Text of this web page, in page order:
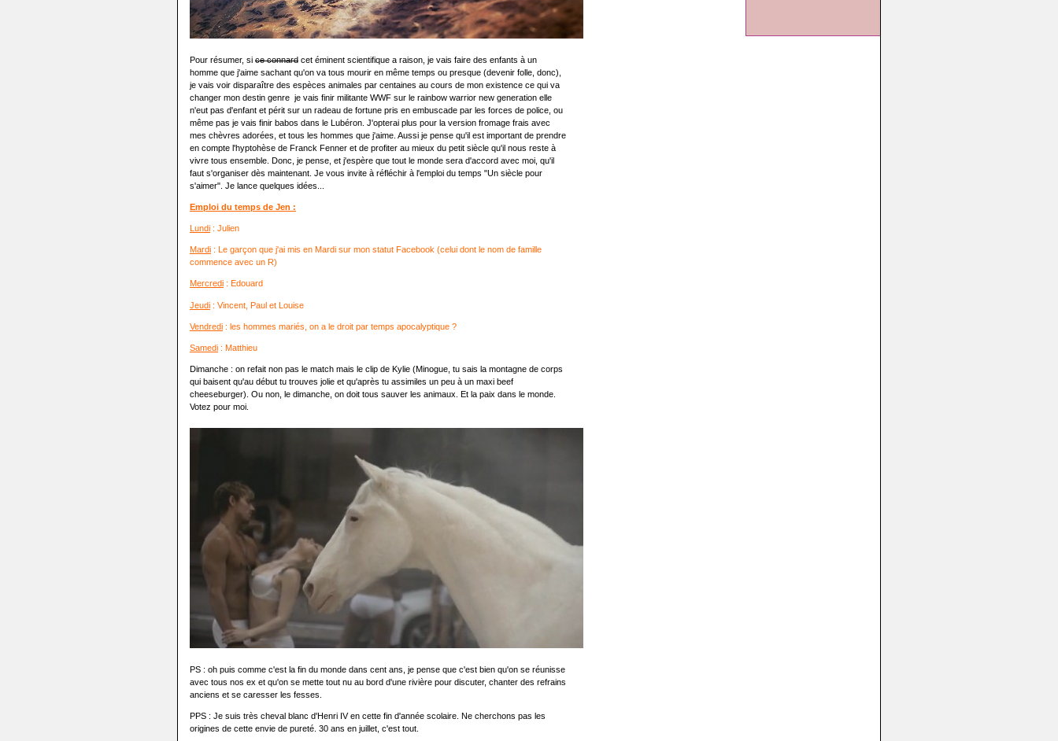
Pour résumer, si ce connard cet éminent scientifique a raison, je vais faire des enfants à un
homme que j'aime sachant qu'on va tous mourir en même temps ou presque (devenir folle, donc),
je vais voir disparaître des espèces animales par centaines au cours de mon existence ce qui va
changer mon destin genre je vais finir militante WWF sur le rainbow warrior new generation elle
n'eut pas d'enfant et périt sur un radeau de fortune pris en embuscade par les forces de police, ou
même pas je vais finir babos dans le Lubéron. J'opterai plus pour la version fromage frais avec
mes chèvres adorées, et tous les hommes que j'aime. Aussi je pense qu'il est important de prendre
en compte l'hyptohèse de Franck Fenner et de profiter au mieux du petit siècle qu'il nous reste à
vivre tous ensemble. Donc, je pense, et j'espère que tout le monde sera d'accord avec moi, qu'il
faut s'organiser dès maintenant. Je vous invite à réfléchir à l'emploi du temps "Un siècle pour
s'aimer". Je lance quelques idées...
Emploi du temps de Jen :
Lundi : Julien
Mardi : Le garçon que j'ai mis en Mardi sur mon statut Facebook (celui dont le nom de famille
commence avec un R)
Mercredi : Edouard
Jeudi : Vincent, Paul et Louise
Vendredi : les hommes mariés, on a le droit par temps apocalyptique ?
Samedi : Matthieu
Dimanche : on refait non pas le match mais le clip de Kylie (Minogue, tu sais la montagne de corps
qui baisent qu'au début tu trouves jolie et qu'après tu assimiles un peu à un maxi beef
cheeseburger). Ou non, le dimanche, on doit tous sauver les animaux. Et la paix dans le monde.
Votez pour moi.
PS : oh puis comme c'est la fin du monde dans cent ans, je pense que c'est bien qu'on se réunisse
avec tous nos ex et qu'on se mette tout nu au bord d'une rivière pour discuter, chanter des refrains
anciens et se caresser les fesses.
PPS : Je suis très cheval blanc d'Henri IV en cette fin d'année scolaire. Ne cherchons pas les
origines de cette envie de pureté. 30 ans en juillet, c'est tout.